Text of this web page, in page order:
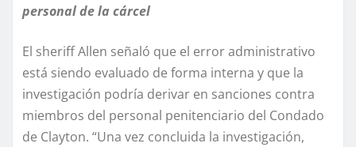
personal de la cárcel
El sheriff Allen señaló que el error administrativo
está siendo evaluado de forma interna y que la
investigación podría derivar en sanciones contra
miembros del personal penitenciario del Condado
de Clayton. “Una vez concluida la investigación,